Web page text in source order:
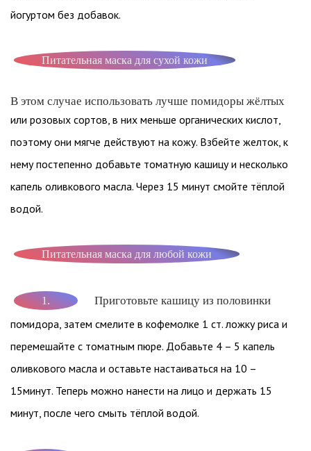
йогуртом без добавок.
Питательная маска для сухой кожи
В этом случае использовать лучше помидоры жёлтых
или розовых сортов, в них меньше органических кислот,
поэтому они мягче действуют на кожу. Взбейте желток, к
нему постепенно добавьте томатную кашицу и несколько
капель оливкового масла. Через 15 минут смойте тёплой
водой.
Питательная маска для любой кожи
1. Приготовьте кашицу из половинки
помидора, затем смелите в кофемолке 1 ст. ложку риса и
перемешайте с томатным пюре. Добавьте 4 – 5 капель
оливкового масла и оставьте настаиваться на 10 –
15минут. Теперь можно нанести на лицо и держать 15
минут, после чего смыть тёплой водой.